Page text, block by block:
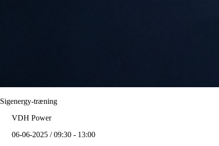
Sigenergy-træning
VDH Power
06-06-2025 / 09:30 - 13:00